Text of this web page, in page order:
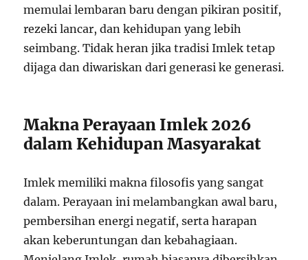
memulai lembaran baru dengan pikiran positif,
rezeki lancar, dan kehidupan yang lebih
seimbang. Tidak heran jika tradisi Imlek tetap
dijaga dan diwariskan dari generasi ke generasi.
Makna Perayaan Imlek 2026
dalam Kehidupan Masyarakat
Imlek memiliki makna filosofis yang sangat
dalam. Perayaan ini melambangkan awal baru,
pembersihan energi negatif, serta harapan
akan keberuntungan dan kebahagiaan.